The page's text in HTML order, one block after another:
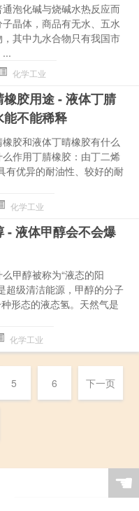
泡化碱与烧碱水热反应而
晶体，商品有无水、五水
其中九水合物只有我国市
...
化学工业
橡胶用途 - 液体丁腈
能不能稀释
胶和液体丁晴橡胶有什么
作用丁腈橡胶：由丁二烯
有优异的耐油性、较好的耐
化学工业
- 液体甲醇会不会爆
甲醇被称为“液态的阳
超级清洁能源，甲醇的分子
形态的液态氢。天然气是
化学工业
5 6 下一页
☚